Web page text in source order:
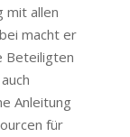
mit allen
macht er
Beteiligten
Anleitung
für